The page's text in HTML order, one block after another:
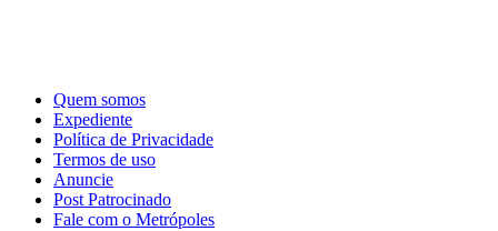
Quem somos
Expediente
Política de Privacidade
Termos de uso
Anuncie
Post Patrocinado
Fale com o Metrópoles